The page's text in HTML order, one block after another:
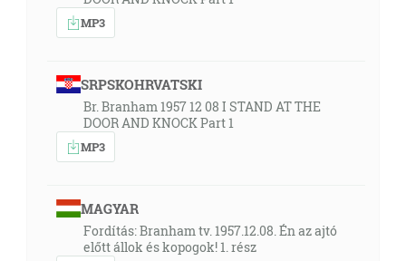
MP3
SRPSKOHRVATSKI
Br. Branham 1957 12 08 I STAND AT THE
DOOR AND KNOCK Part 1
MP3
MAGYAR
Fordítás: Branham tv. 1957.12.08. Én az ajtó
előtt állok és kopogok! 1. rész